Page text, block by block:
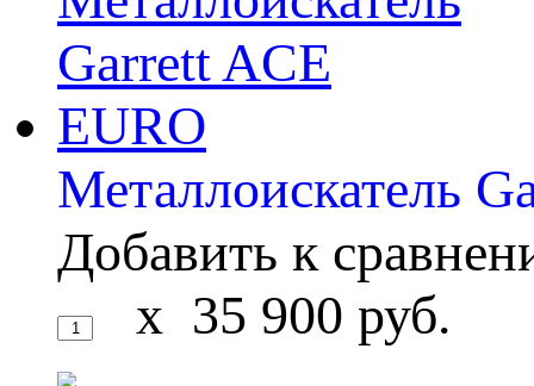
Металлоискатель
Добавить к
x 35 900 руб.